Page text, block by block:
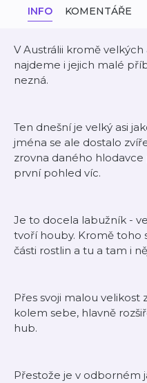
INFO KOMENTÁŘE
V Austrálii kromě
najdeme i jejich malé
nezná.
Ten dnešní je velký asi
jména se ale dostalo
zrovna daného
první pohled víc.
Je to docela labužník -
tvoří houby. Kromě toho
části rostlin a tu a tam i
Přes svoji malou velikost
kolem sebe, hlavně
hub.
Přestože je v odborném